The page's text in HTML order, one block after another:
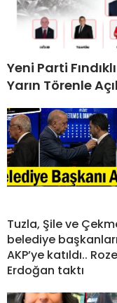
Yeni Parti
Yarın Törenle
Tuzla, Şile ve
belediye başkanları
AKP’ye katıldı..
Erdoğan taktı